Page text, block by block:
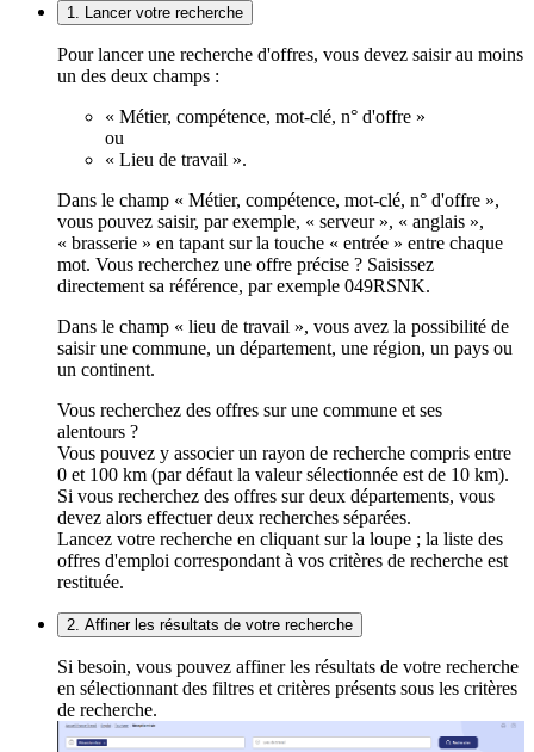
1. Lancer votre recherche
Pour lancer une recherche d'offres, vous devez saisir au moins
un des deux champs :
« Métier, compétence, mot-clé, n° d'offre »
ou
« Lieu de travail ».
Dans le champ « Métier, compétence, mot-clé, n° d'offre »,
vous pouvez saisir, par exemple, « serveur », « anglais »,
« brasserie » en tapant sur la touche « entrée » entre chaque
mot. Vous recherchez une offre précise ? Saisissez
directement sa référence, par exemple 049RSNK.
Dans le champ « lieu de travail », vous avez la possibilité de
saisir une commune, un département, une région, un pays ou
un continent.
Vous recherchez des offres sur une commune et ses
alentours ?
Vous pouvez y associer un rayon de recherche compris entre
0 et 100 km (par défaut la valeur sélectionnée est de 10 km).
Si vous recherchez des offres sur deux départements, vous
devez alors effectuer deux recherches séparées.
Lancez votre recherche en cliquant sur la loupe ; la liste des
offres d'emploi correspondant à vos critères de recherche est
restituée.
2. Affiner les résultats de votre recherche
Si besoin, vous pouvez affiner les résultats de votre recherche
en sélectionnant des filtres et critères présents sous les critères
de recherche.